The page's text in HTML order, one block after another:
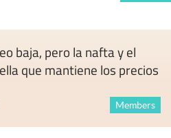
baja, pero la nafta y el
que mantiene los precios
Members